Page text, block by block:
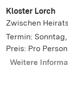
Kloster Lorch
Zwischen
Termin: Sonntag,
Preis: Pro
Weitere